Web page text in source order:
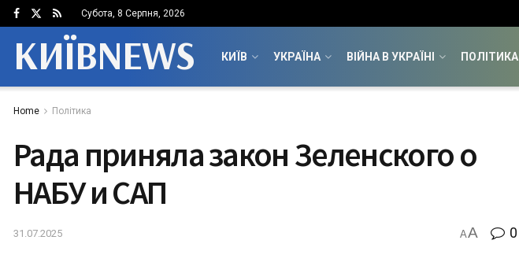
Субота, 8 Серпня, 2026
КИЇВNEWS КИЇВ УКРАЇНА ВІЙНА В УКРАЇНІ ПОЛІТИКА
Home Політика
Рада приняла закон Зеленского о
НАБУ и САП
31.07.2025 AA 0